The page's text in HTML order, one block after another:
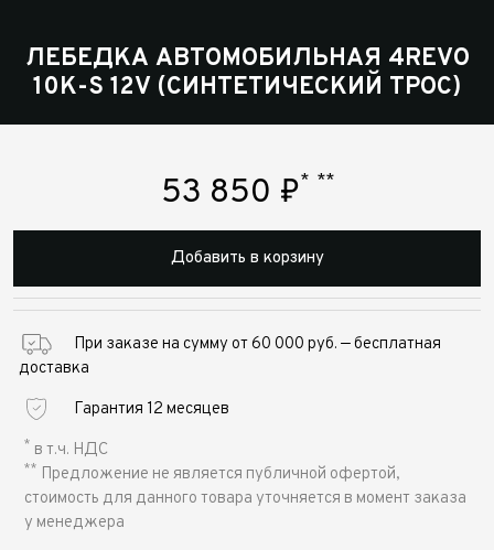
ЛЕБЕДКА АВТОМОБИЛЬНАЯ 4REVO
10K-S 12V (СИНТЕТИЧЕСКИЙ ТРОС)
53 850 ₽* **
Добавить в корзину
При заказе на сумму от 60 000 руб. — бесплатная
доставка
Гарантия 12 месяцев
* в т.ч. НДС
** Предложение не является публичной офертой,
стоимость для данного товара уточняется в момент заказа
у менеджера